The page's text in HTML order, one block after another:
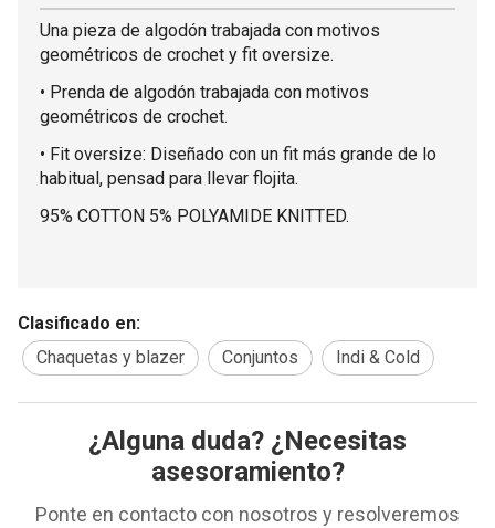
Una pieza de algodón trabajada con motivos
geométricos de crochet y fit oversize.
• Prenda de algodón trabajada con motivos
geométricos de crochet.
• Fit oversize: Diseñado con un fit más grande de lo
habitual, pensad para llevar flojita.
95% COTTON 5% POLYAMIDE KNITTED.
Clasificado en:
Chaquetas y blazer
Conjuntos Indi & Cold
¿Alguna duda? ¿Necesitas
asesoramiento?
Ponte en contacto con nosotros y resolveremos